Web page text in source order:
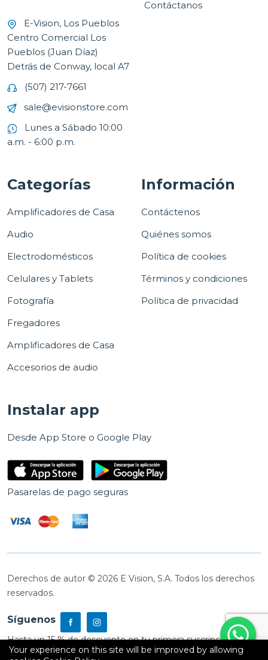
E-Vision, Los Pueblos
Centro Comercial Los
Pueblos (Juan Díaz)
Detrás de Conway, local A7
(507) 217-7661
sale@evisionstore.com
Lunes a Sábado 10:00
a.m. - 6:00 p.m.
Contáctanos
Categorías
Amplificadores de Casa
Audio
Electrodomésticos
Celulares y Tablets
Fotografía
Fregadores
Amplificadores de Casa
Accesorios de audio
Información
Contáctenos
Quiénes somos
Política de cookies
Términos y condiciones
Política de privacidad
Instalar app
Desde App Store o Google Play
Pasarelas de pago seguras
Derechos de autor © 2026 E Vision, S.A. Todos los derechos
reservados.
Síguenos
Hasta un 15 % de descuento en tu primera suscripción
Your experience on this site will be improved by allowing